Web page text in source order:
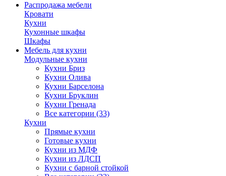
Распродажа мебели
Кровати
Кухни
Кухонные шкафы
Шкафы
Мебель для кухни
Модульные кухни
Кухни Бриз
Кухни Олива
Кухни Барселона
Кухни Бруклин
Кухни Гренада
Все категории (33)
Кухни
Прямые кухни
Готовые кухни
Кухни из МДФ
Кухни из ЛДСП
Кухни с барной стойкой